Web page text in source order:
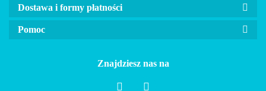
Dostawa i formy płatności
Pomoc
Znajdziesz nas na